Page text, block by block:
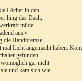
Löcher in den
hing das Dach,
müde.
aus.«
die Handbremse
Licht angemacht haben.
gefunden
womöglich gar nicht
und kam sich wie